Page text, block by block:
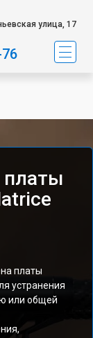
улица, 17
платы
платы
устранения
или общей